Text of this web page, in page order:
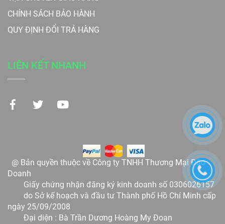
CHÍNH SÁCH BẢO HÀNH
QUY ĐỊNH ĐỔI TRẢ HÀNG
LIÊN KẾT NHANH
@ Bản quyền thuộc về Công ty TNHH Thương Mại Đào
Doanh
Giấy chứng nhận đăng ký kinh doanh số 0306026157
do Sở kế hoạch và đầu tư Thành phố Hồ Chí Minh cấp
ngày 25/09/2008
Đại diện : Bà Trần Dương Hoàng My Đoan